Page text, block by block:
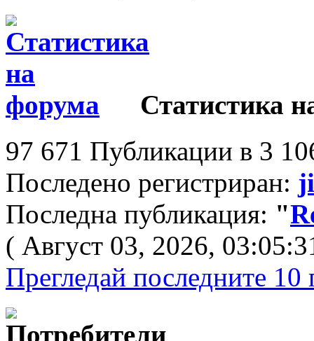
Статистика
97 671 Публикации в 3
Последено регистриран:
Последна публикация: "
( Август 03, 2026,
Прегледай последните